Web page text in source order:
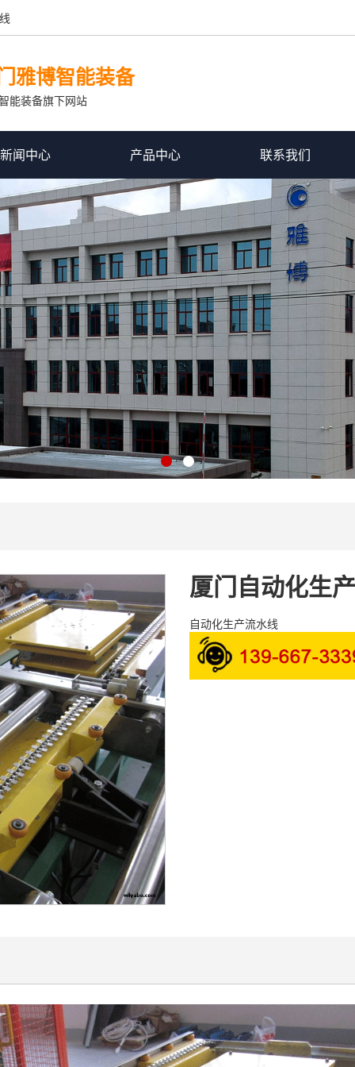
雅博智能装备
能装备旗下网站
新闻中心 产品中心 联系我们
厦门自动化生
自动化生产流水线